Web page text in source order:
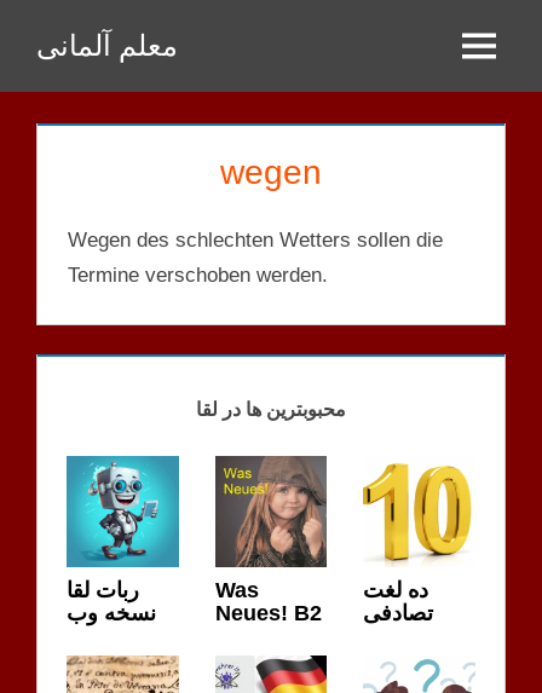
Inhalt
springen
معلم آلمانی Menu
wegen
Wegen des schlechten Wetters sollen die
Termine verschoben werden.
محبوبترین ها در لقا
ربات لقا
نسخه وب
Was
Neues! B2
ده لغت
تصادفی